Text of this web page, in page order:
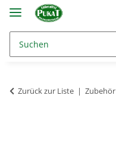
Zurück zur Liste Zubehör